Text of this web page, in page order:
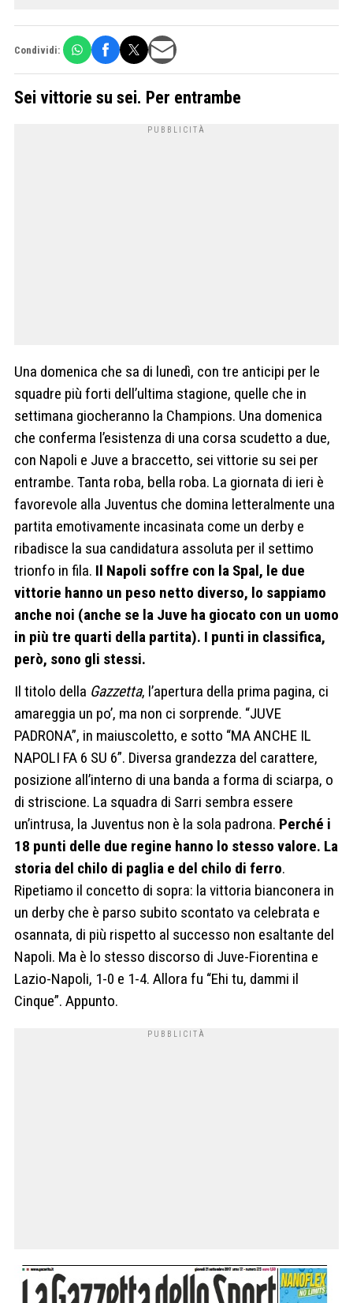
Condividi:
Sei vittorie su sei. Per entrambe
Una domenica che sa di lunedì, con tre anticipi per le
squadre più forti dell’ultima stagione, quelle che in
settimana giocheranno la Champions. Una domenica
che conferma l’esistenza di una corsa scudetto a due,
con Napoli e Juve a braccetto, sei vittorie su sei per
entrambe. Tanta roba, bella roba. La giornata di ieri è
favorevole alla Juventus che domina letteralmente una
partita emotivamente incasinata come un derby e
ribadisce la sua candidatura assoluta per il settimo
trionfo in fila. Il Napoli soffre con la Spal, le due
vittorie hanno un peso netto diverso, lo sappiamo
anche noi (anche se la Juve ha giocato con un uomo
in più tre quarti della partita). I punti in classifica,
però, sono gli stessi.
Il titolo della Gazzetta, l’apertura della prima pagina, ci
amareggia un po’, ma non ci sorprende. “JUVE
PADRONA”, in maiuscoletto, e sotto “MA ANCHE IL
NAPOLI FA 6 SU 6”. Diversa grandezza del carattere,
posizione all’interno di una banda a forma di sciarpa, o
di striscione. La squadra di Sarri sembra essere
un’intrusa, la Juventus non è la sola padrona. Perché i
18 punti delle due regine hanno lo stesso valore. La
storia del chilo di paglia e del chilo di ferro.
Ripetiamo il concetto di sopra: la vittoria bianconera in
un derby che è parso subito scontato va celebrata e
osannata, di più rispetto al successo non esaltante del
Napoli. Ma è lo stesso discorso di Juve-Fiorentina e
Lazio-Napoli, 1-0 e 1-4. Allora fu “Ehi tu, dammi il
Cinque”. Appunto.